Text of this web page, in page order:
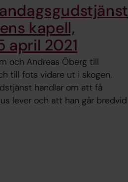
kapell,
april 2021
och Andreas Öberg till
till fots vidare ut i skogen.
handlar om att få
lever och att han går bredvid